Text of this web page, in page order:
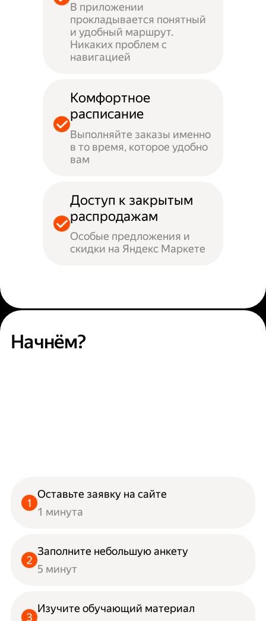
В приложении
прокладывается понятный
и удобный маршрут.
Никаких проблем с
навигацией
Комфортное
расписание
Выполняйте заказы именно
в то время, которое удобно
вам
Доступ к закрытым
распродажам
Особые предложения и
скидки на Яндекс Маркете
Начнём?
Оставьте заявку на сайте
1 минута
Заполните небольшую анкету
5 минут
Изучите обучающий материал